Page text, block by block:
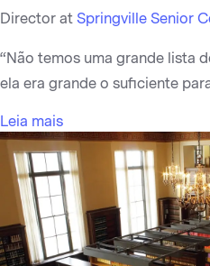
Director at Springville Senior
“Não temos uma grande lista
ela era grande o suficiente
Leia mais